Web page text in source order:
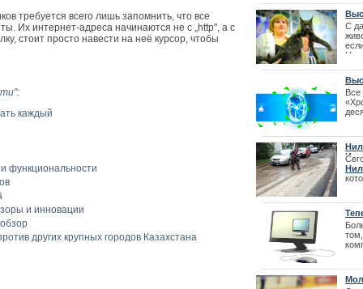
требуется всего лишь запомнить, что все
Их интернет-адреса начинаются не с „http", a с
стоит просто навести на неё курсор, чтобы
:
каждый
функциональности
и инновации
других крупных городов Казахстана
Лайма
фестиваля
|С
Но,
Все